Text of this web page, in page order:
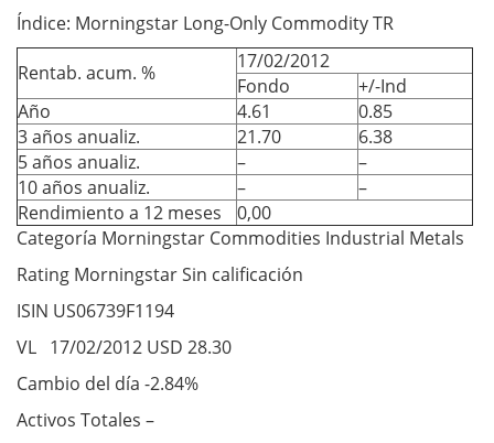
Índice: Morningstar Long-Only Commodity TR
Rentab. acum. %
17/02/2012
Fondo
+/-Ind
Año
4.61
0.85
3 años anualiz.
21.70
6.38
5 años anualiz.
–
–
10 años anualiz.
–
–
Rendimiento a 12 meses
0,00
Categoría Morningstar Commodities Industrial Metals
Rating Morningstar Sin calificación
ISIN US06739F1194
VL 17/02/2012 USD 28.30
Cambio del día -2.84%
Activos Totales –